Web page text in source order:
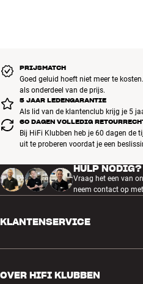
PRIJSMATCH
Goed geluid hoeft niet meer te
als onderdeel van de prijs.
5 JAAR LEDENGARANTIE
Als lid van de klantenclub krijg je 5
60 DAGEN VOLLEDIG
Bij HiFi Klubben heb je 60 dagen de
uit te proberen voordat je een
HULP NODIG?
Vraag het een van
neem contact op
KLANTENSERVICE
Vragen en antwoorden
OVER HIFI KLUBBEN